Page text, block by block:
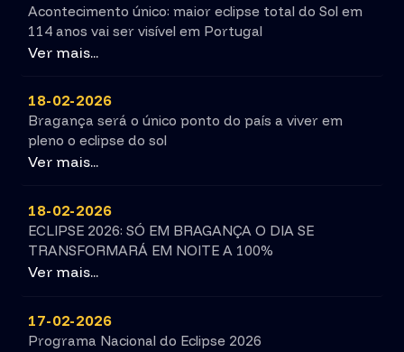
Acontecimento único: maior eclipse total do Sol em
114 anos vai ser visível em Portugal
Ver mais...
18-02-2026
Bragança será o único ponto do país a viver em
pleno o eclipse do sol
Ver mais...
18-02-2026
ECLIPSE 2026: SÓ EM BRAGANÇA O DIA SE
TRANSFORMARÁ EM NOITE A 100%
Ver mais...
17-02-2026
Programa Nacional do Eclipse 2026